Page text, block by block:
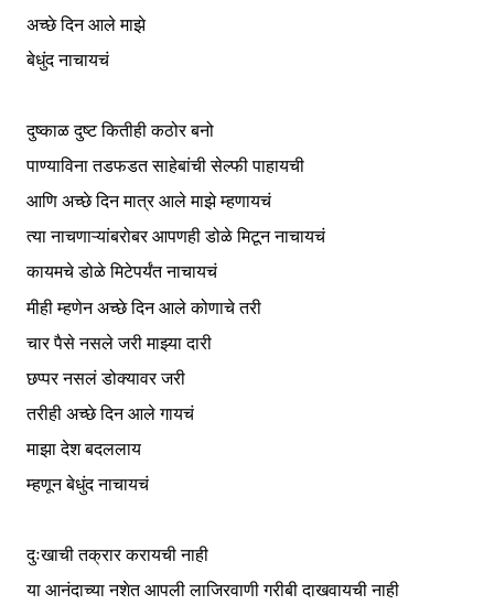
अच्छे दिन आले माझे
बेधुंद नाचायचं
दुष्काळ दुष्ट कितीही कठोर बनो
पाण्याविना तडफडत साहेबांची सेल्फी पाहायची
आणि अच्छे दिनमात्रआले माझे म्हणायचं
त्या नाचणाऱ्यांबरोबरआपणही डोळे मिटून नाचायचं
कायमचे डोळे मिटेपर्यंत नाचायचं
मीही म्हणेन अच्छे दिन आले कोणाचे तरी
चार पैसेनसले जरीमाझ्या दारी
छप्पर नसलं डोक्यावर जरी
तरीही अच्छे दिन आले गायचं
माझा देश बदललाय
म्हणून बेधुंद नाचायचं
दुःखाची तक्रार करायची नाही
या आनंदाच्या नशेत आपली लाजिरवाणी गरीबी दाखवायची नाही